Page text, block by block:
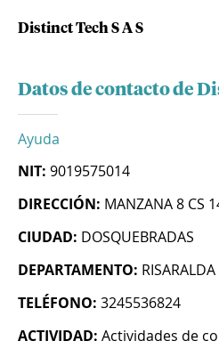
Distinct Tech S A S
Datos de contacto de
Ayuda
NIT: 9019575014
DIRECCIÓN: MANZANA 8 CS
CIUDAD: DOSQUEBRADAS
DEPARTAMENTO: RISARALDA
TELÉFONO: 3245536824
ACTIVIDAD: Actividades de